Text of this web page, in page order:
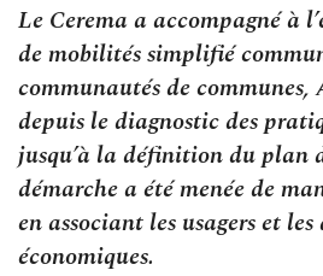
Le Cerema a accompagné à
de mobilités simplifié
communautés de
depuis le diagnostic des
jusqu’à la définition du plan
démarche a été menée de
en associant les usagers et
économiques.